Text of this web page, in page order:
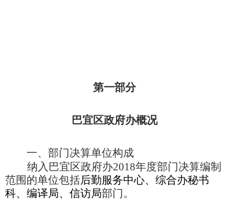
第一部分
巴宜区政府办概况
一、部门决算单位构成
纳入巴宜区政府办2018年度部门决算编制
范围的单位包括后勤服务中心、综合办秘书
科、编译局、信访局部门。